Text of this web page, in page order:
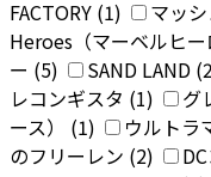
FACTORY (1)
マッ
Heroes（マーベルヒ
ー (5)
SAND LAND
レコンギスタ (1)
グ
ース） (1)
ウルトラ
のフリーレン (2)